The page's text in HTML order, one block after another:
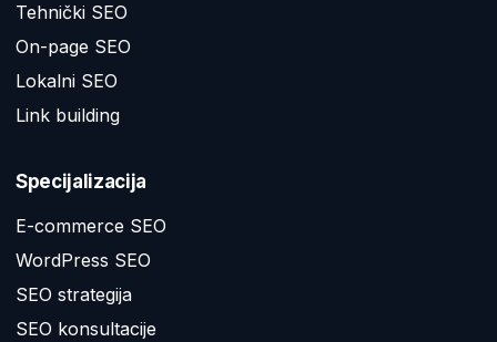
Tehnički SEO
On-page SEO
Lokalni SEO
Link building
Specijalizacija
E-commerce SEO
WordPress SEO
SEO strategija
SEO konsultacije